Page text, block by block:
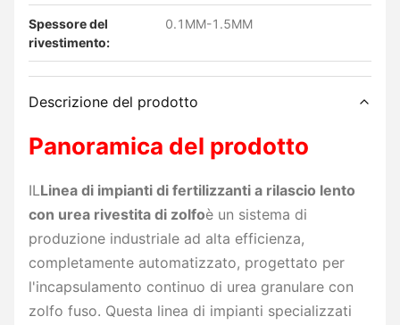
Spessore del
rivestimento:
0.1MM-1.5MM
Descrizione del prodotto
Panoramica del prodotto
ILLinea di impianti di fertilizzanti a rilascio lento
con urea rivestita di zolfoè un sistema di
produzione industriale ad alta efficienza,
completamente automatizzato, progettato per
l'incapsulamento continuo di urea granulare con
zolfo fuso. Questa linea di impianti specializzati